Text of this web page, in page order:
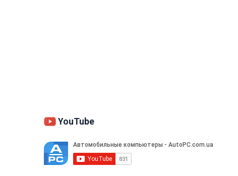
YouTube